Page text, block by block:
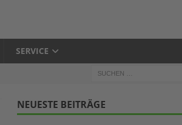
SERVICE
NEUESTE BEITRÄGE